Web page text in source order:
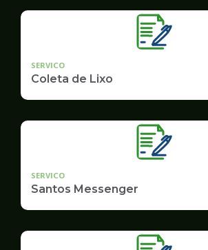
SERVICO
Coleta de Lixo
SERVICO
Santos Messenger